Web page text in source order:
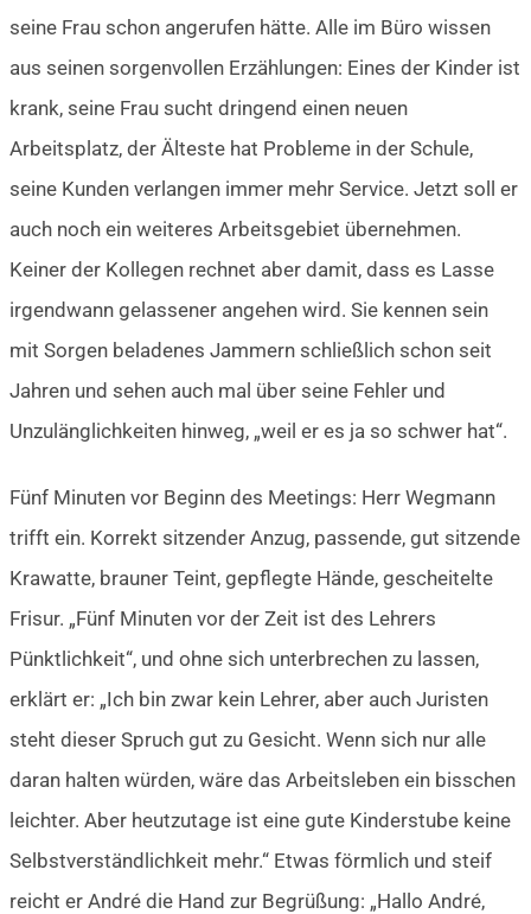
seine Frau schon angerufen hätte. Alle im Büro wissen
aus seinen sorgenvollen Erzählungen: Eines der Kinder ist
krank, seine Frau sucht dringend einen neuen
Arbeitsplatz, der Älteste hat Probleme in der Schule,
seine Kunden verlangen immer mehr Service. Jetzt soll er
auch noch ein weiteres Arbeitsgebiet übernehmen.
Keiner der Kollegen rechnet aber damit, dass es Lasse
irgendwann gelassener angehen wird. Sie kennen sein
mit Sorgen beladenes Jammern schließlich schon seit
Jahren und sehen auch mal über seine Fehler und
Unzulänglichkeiten hinweg, „weil er es ja so schwer hat“.
Fünf Minuten vor Beginn des Meetings: Herr Wegmann
trifft ein. Korrekt sitzender Anzug, passende, gut sitzende
Krawatte, brauner Teint, gepflegte Hände, gescheitelte
Frisur. „Fünf Minuten vor der Zeit ist des Lehrers
Pünktlichkeit“, und ohne sich unterbrechen zu lassen,
erklärt er: „Ich bin zwar kein Lehrer, aber auch Juristen
steht dieser Spruch gut zu Gesicht. Wenn sich nur alle
daran halten würden, wäre das Arbeitsleben ein bisschen
leichter. Aber heutzutage ist eine gute Kinderstube keine
Selbstverständlichkeit mehr.“ Etwas förmlich und steif
reicht er André die Hand zur Begrüßung: „Hallo André,